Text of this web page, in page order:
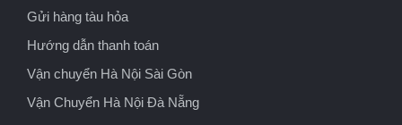
Gửi hàng tàu hỏa
Hướng dẫn thanh toán
Vận chuyển Hà Nội Sài Gòn
Vận Chuyển Hà Nội Đà Nẵng